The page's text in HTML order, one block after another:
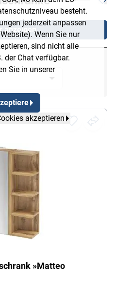
besteht.
jederzeit anpassen
Wenn Sie nur
sind nicht alle
der Chat verfügbar.
Sie in unserer
akzeptieren
anzeigen
»Matteo